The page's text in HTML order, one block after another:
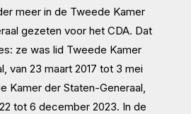
meer in de Tweede Kamer
gezeten voor het CDA. Dat
ze was lid Tweede Kamer
van 23 maart 2017 tot 3 mei
Kamer der Staten-Generaal,
tot 6 december 2023. In de